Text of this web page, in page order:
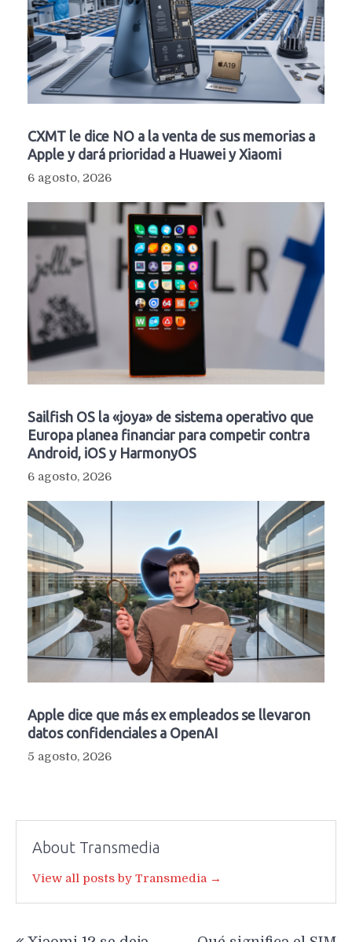
CXMT le dice NO a la venta de sus memorias a
Apple y dará prioridad a Huawei y Xiaomi
6 agosto, 2026
Sailfish OS la «joya» de sistema operativo que
Europa planea financiar para competir contra
Android, iOS y HarmonyOS
6 agosto, 2026
Apple dice que más ex empleados se llevaron
datos confidenciales a OpenAI
5 agosto, 2026
About Transmedia
View all posts by Transmedia →